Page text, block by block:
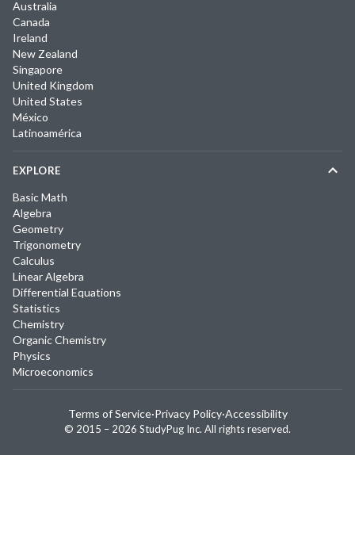
Australia
Canada
Ireland
New Zealand
Singapore
United Kingdom
United States
México
Latinoamérica
EXPLORE
Basic Math
Algebra
Geometry
Trigonometry
Calculus
Linear Algebra
Differential Equations
Statistics
Chemistry
Organic Chemistry
Physics
Microeconomics
© 2015 – 2026 StudyPug Inc. All rights reserved.
Terms of Service·Privacy Policy·Accessibility